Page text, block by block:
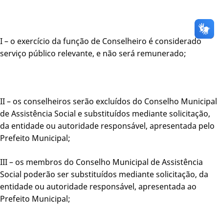
I – o exercício da função de Conselheiro é considerado
serviço público relevante, e não será remunerado;
II – os conselheiros serão excluídos do Conselho Municipal
de Assistência Social e substituídos mediante solicitação,
da entidade ou autoridade responsável, apresentada pelo
Prefeito Municipal;
III – os membros do Conselho Municipal de Assistência
Social poderão ser substituídos mediante solicitação, da
entidade ou autoridade responsável, apresentada ao
Prefeito Municipal;